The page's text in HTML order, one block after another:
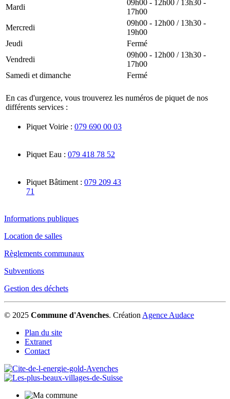
Mardi
09h00 - 12h00 / 13h30 -
17h00
Mercredi
09h00 - 12h00 / 13h30 -
19h00
Jeudi
Fermé
Vendredi
09h00 - 12h00 / 13h30 -
17h00
Samedi et dimanche
Fermé
En cas d'urgence, vous trouverez les numéros de piquet de nos
différents services :
Piquet Voirie : 079 690 00 03
Piquet Eau : 079 418 78 52
Piquet Bâtiment : 079 209 43
71
Informations publiques
Location de salles
Règlements communaux
Subventions
Gestion des déchets
© 2025 Commune d'Avenches. Création Agence Audace
Plan du site
Extranet
Contact